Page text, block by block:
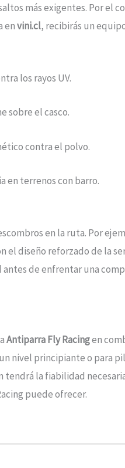
más exigentes. Por el
envini.cl, recibirás un
los rayos UV.
sobre el casco.
contra el polvo.
en terrenos con barro.
en la ruta. Por
diseño reforzado de la
de enfrentar una
Antiparra Fly Racingen
nivel principiante o para
la fiabilidad
puede ofrecer.